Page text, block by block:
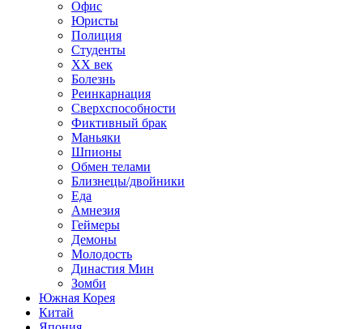
Офис
Юристы
Полиция
Студенты
ХХ век
Болезнь
Реинкарнация
Сверхспособности
Фиктивный брак
Маньяки
Шпионы
Обмен телами
Близнецы/двойники
Еда
Амнезия
Геймеры
Демоны
Молодость
Династия Мин
Зомби
Южная Корея
Китай